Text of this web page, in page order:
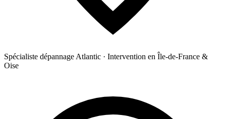
Spécialiste dépannage Atlantic · Intervention en Île-de-France &
Oise